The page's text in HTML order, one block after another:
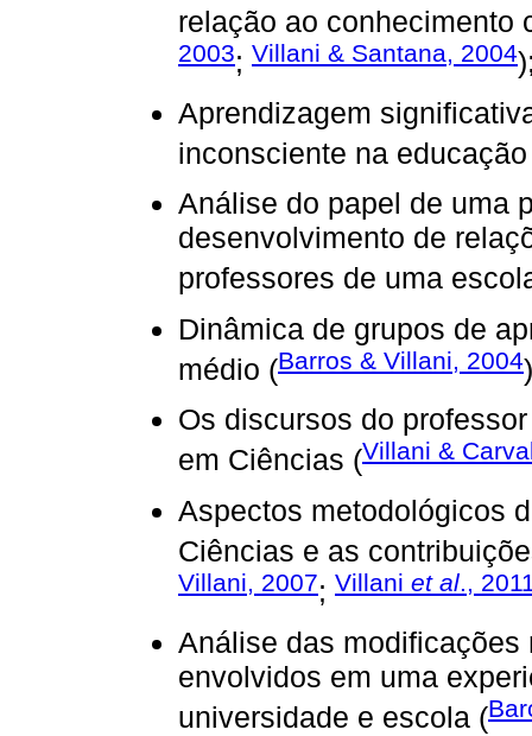
relação ao
2003; Villani & Santana, 2004
Aprendizagem
inconsciente na
Análise do papel de uma
desenvolvimento de
professores de uma
Dinâmica de grupos de
médio (Barros & Villani, 2004
Os discursos do
em Ciências (Villani &
Aspectos metodológicos
Ciências e as
Villani, 2007; Villani et al.,
Análise das
envolvidos em uma
universidade e escola (